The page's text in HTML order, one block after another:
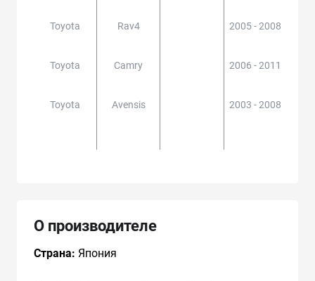
Toyota
Rav4 2005 - 2008
Toyota
Camry 2006 - 2011
Toyota
Avensis 2003 - 2008
О производителе
Страна: Япония